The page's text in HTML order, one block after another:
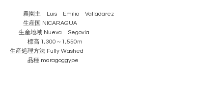
農園主 Luis Emilio Valladarez
生産国 NICARAGUA
生産地域 Nueva Segovia
標高 1,300～1,550m
生産処理方法 Fully Washed
品種 maragoggype